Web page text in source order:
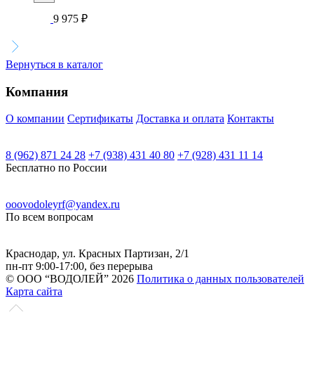
9 975 ₽
Вернуться в каталог
Компания
О компании Сертификаты Доставка и оплата Контакты
8 (962) 871 24 28 +7 (938) 431 40 80 +7 (928) 431 11 14
Бесплатно по России
ooovodoleyrf@yandex.ru
По всем вопросам
Краснодар, ул. Красных Партизан, 2/1
пн-пт 9:00-17:00, без перерыва
© ООО “ВОДОЛЕЙ” 2026 Политика о данных пользователей
Карта сайта